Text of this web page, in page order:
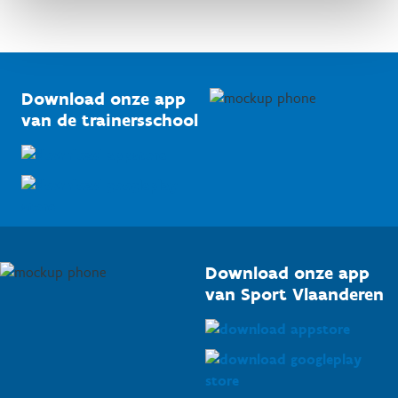
Bedrijven
Trainers en begeleiders
Scholen
Topsporters
Vlaamse Trainersschool
Kennisplatform
Downloads
Download onze app
van de trainersschool
Download onze app
van Sport Vlaanderen